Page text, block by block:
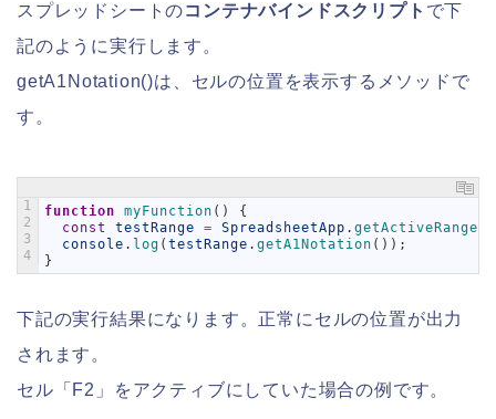
スプレッドシートのコンテナバインドスクリプト で下
記のように実行します。
getA1Notation()は、セルの位置を表示するメソッドで
す。
1
2
3
4
function myFunction ( )
{
const
testRange = SpreadsheetApp . getActiveRange
console . log ( testRange . getA1Notation ( ) ) ;
}
下記の実行結果になります。正常にセルの位置が出力
されます。
セル「F2」をアクティブにしていた場合の例です。